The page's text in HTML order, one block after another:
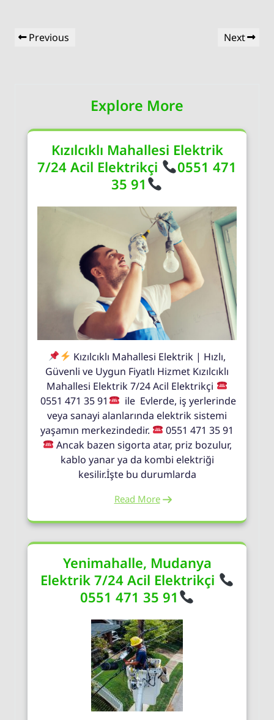
Yazı
gezinmesi
Previous
Previous
Next
Next
Explore More
Kızılcıklı Mahallesi Elektrik
7/24 Acil Elektrikçi
0551 471
35 91
Kızılcıklı Mahallesi Elektrik | Hızlı,
Güvenli ve Uygun Fiyatlı Hizmet Kızılcıklı
Mahallesi Elektrik 7/24 Acil Elektrikçi
0551 471 35 91
ile Evlerde, iş yerlerinde
veya sanayi alanlarında elektrik sistemi
yaşamın merkezindedir.
0551 471 35 91
Ancak bazen sigorta atar, priz bozulur,
kablo yanar ya da kombi elektriği
kesilir.İşte bu durumlarda
Read More
Yenimahalle, Mudanya
Elektrik 7/24 Acil Elektrikçi
0551 471 35 91